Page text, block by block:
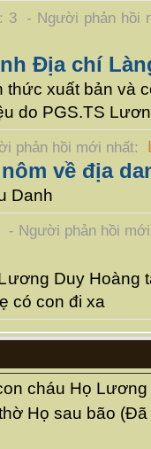
3 - Người phản hồi
Địa chí
xuất bản và
do PGS.TS
phản hồi mới nhất:
về địa
Danh
- Người phản hồi
Duy Hoàng
có con đi xa
cháu Họ
Họ sau bão (Đã